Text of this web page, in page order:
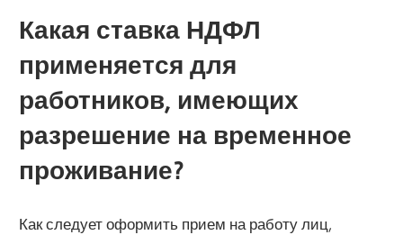
Какая ставка НДФЛ
применяется для
работников, имеющих
разрешение на временное
проживание?
Как следует оформить прием на работу лиц,